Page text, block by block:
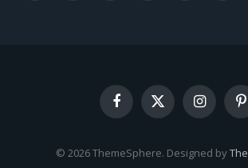
Facebook
X
(Twitter)
Instagram
© 2026 ThemeSphere. Designed by